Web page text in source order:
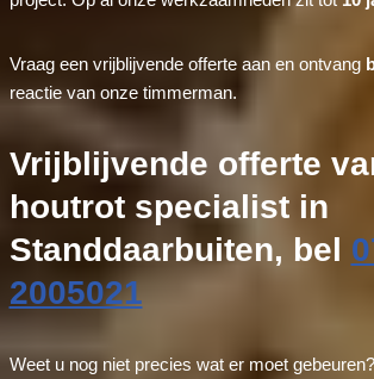
Vraag een vrijblijvende offerte aan en ontvang
reactie van onze timmerman.
Vrijblijvende offerte
houtrot specialist in
Standdaarbuiten, bel
2005021
Weet u nog niet precies wat er moet